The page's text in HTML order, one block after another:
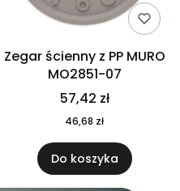
Zegar ścienny z PP MURO
MO2851-07
57,42 zł
46,68 zł
Do koszyka